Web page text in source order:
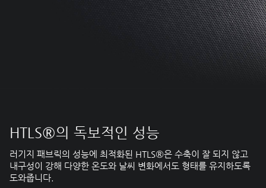
HTLS®의 독보적인 성능
러기지 패브릭의 성능에 최적화된 HTLS®은 수축이 잘 되지 않고
내구성이 강해 다양한 온도와 날씨 변화에서도 형태를 유지하도록
도와줍니다.